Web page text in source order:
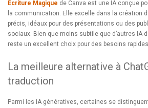
Écriture Magique de Canva est une IA conçue
la communication. Elle excelle dans la création
précis, idéaux pour des présentations ou des
sociaux. Bien que moins subtile que d’autres IA
reste un excellent choix pour des besoins
La meilleure alternative à
traduction
Parmi les IA génératives, certaines se